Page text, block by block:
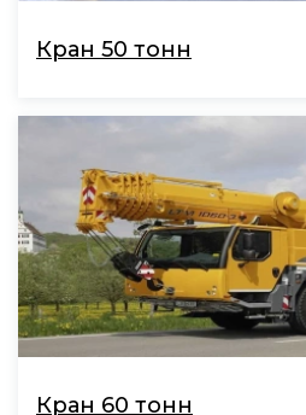
Кран 50 тонн
Кран 60 тонн